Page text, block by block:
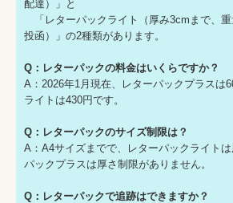
配達）」と
「レターパックライト（厚み3cmまで、
投函）」の2種類があります。
Q：レターパックの料金はいくらですか？
A：2026年1月現在、レターパックプラスは
ライトは430円です。
Q：レターパックのサイズ制限は？
A：A4サイズまでで、レターパックライト
パックプラスは厚さ制限がありません。
Q：レターパックで追跡はできますか？